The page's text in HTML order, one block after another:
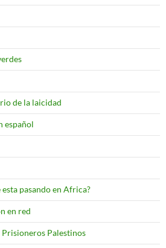
de la laicidad
español
pasando en Africa?
en red
Prisioneros Palestinos